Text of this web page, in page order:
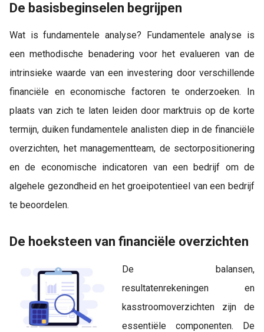
De basisbeginselen begrijpen
Wat is fundamentele analyse? Fundamentele analyse is
een methodische benadering voor het evalueren van de
intrinsieke waarde van een investering door verschillende
financiële en economische factoren te onderzoeken. In
plaats van zich te laten leiden door marktruis op de korte
termijn, duiken fundamentele analisten diep in de financiële
overzichten, het managementteam, de sectorpositionering
en de economische indicatoren van een bedrijf om de
algehele gezondheid en het groeipotentieel van een bedrijf
te beoordelen.
De hoeksteen van financiële overzichten
De balansen,
resultatenrekeningen en
kasstroomoverzichten zijn de
essentiële componenten. De